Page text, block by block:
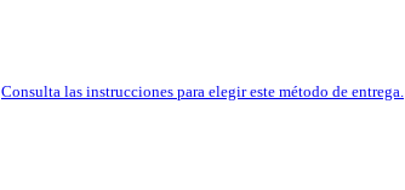
Consulta las instrucciones para elegir este método de entrega.